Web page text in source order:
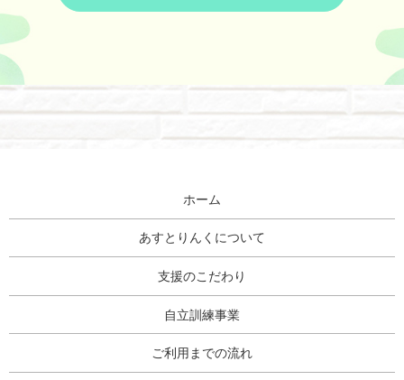
ホーム
あすとりんくについて
支援のこだわり
自立訓練事業
ご利用までの流れ